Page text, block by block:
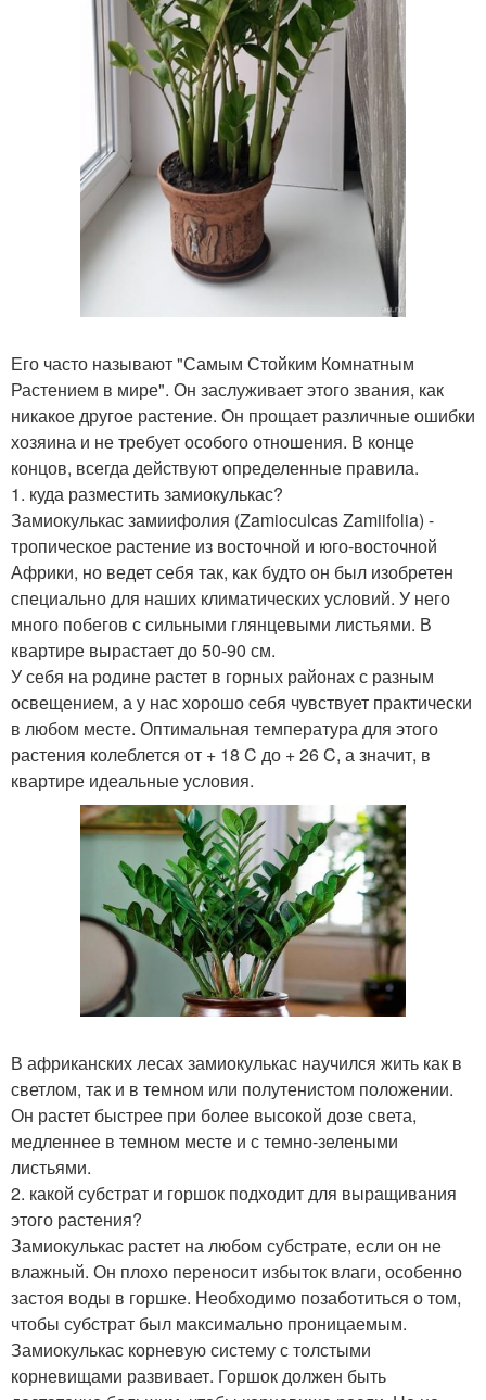
Его часто называют "Самым Стойким Комнатным
Растением в мире". Он заслуживает этого звания, как
никакое другое растение. Он прощает различные ошибки
хозяина и не требует особого отношения. В конце
концов, всегда действуют определенные правила.
1. куда разместить замиокулькас?
Замиокулькас замиифолия (Zamioculcas Zamiifolia) -
тропическое растение из восточной и юго-восточной
Африки, но ведет себя так, как будто он был изобретен
специально для наших климатических условий. У него
много побегов с сильными глянцевыми листьями. В
квартире вырастает до 50-90 см.
У себя на родине растет в горных районах с разным
освещением, а у нас хорошо себя чувствует практически
в любом месте. Оптимальная температура для этого
растения колеблется от + 18 C до + 26 C, а значит, в
квартире идеальные условия.
В африканских лесах замиокулькас научился жить как в
светлом, так и в темном или полутенистом положении.
Он растет быстрее при более высокой дозе света,
медленнее в темном месте и с темно-зелеными
листьями.
2. какой субстрат и горшок подходит для выращивания
этого растения?
Замиокулькас растет на любом субстрате, если он не
влажный. Он плохо переносит избыток влаги, особенно
застоя воды в горшке. Необходимо позаботиться о том,
чтобы субстрат был максимально проницаемым.
Замиокулькас корневую систему с толстыми
корневищами развивает. Горшок должен быть